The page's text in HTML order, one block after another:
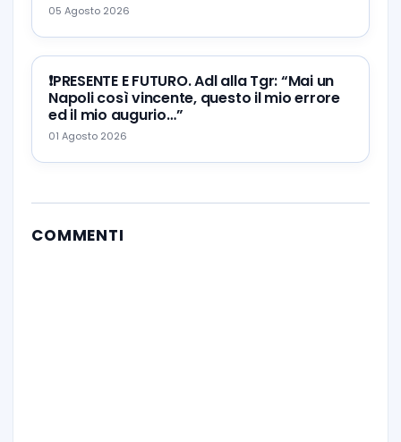
05 Agosto 2026
❗️PRESENTE E FUTURO. Adl alla Tgr: “Mai un
Napoli così vincente, questo il mio errore
ed il mio augurio…”
01 Agosto 2026
COMMENTI